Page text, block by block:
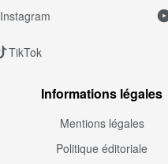
Instagram
TikTok
Informations légales
Mentions légales
Politique éditoriale